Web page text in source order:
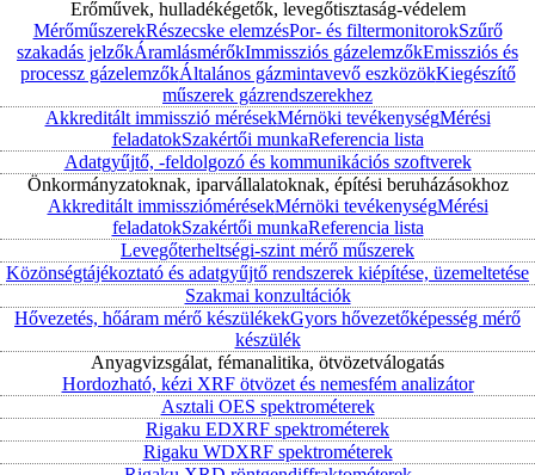
Erőművek, hulladékégetők, levegőtisztaság-védelem
MérőműszerekRészecske elemzésPor- és filtermonitorokSzűrő
szakadás jelzőkÁramlásmérőkImmissziós gázelemzőkEmissziós és
processz gázelemzőkÁltalános gázmintavevő eszközökKiegészítő
műszerek gázrendszerekhez
Akkreditált immisszió mérésekMérnöki tevékenységMérési
feladatokSzakértői munkaReferencia lista
Adatgyűjtő, -feldolgozó és kommunikációs szoftverek
Önkormányzatoknak, iparvállalatoknak, építési beruházásokhoz
Akkreditált immissziómérésekMérnöki tevékenységMérési
feladatokSzakértői munkaReferencia lista
Levegőterheltségi-szint mérő műszerek
Közönségtájékoztató és adatgyűjtő rendszerek kiépítése, üzemeltetése
Szakmai konzultációk
Hővezetés, hőáram mérő készülékekGyors hővezetőképesség mérő
készülék
Anyagvizsgálat, fémanalitika, ötvözetválogatás
Hordozható, kézi XRF ötvözet és nemesfém analizátor
Asztali OES spektrométerek
Rigaku EDXRF spektrométerek
Rigaku WDXRF spektrométerek